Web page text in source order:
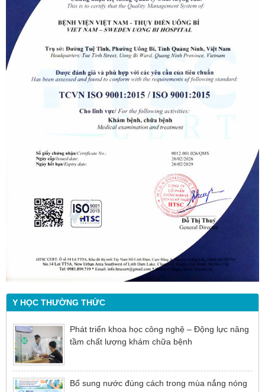
Y HỌC THƯỜNG THỨC
Phát triển khoa học công nghệ – Động lực nâng
tầm chất lượng khám chữa bệnh
Bổ sung nước đúng cách trong mùa nắng nóng